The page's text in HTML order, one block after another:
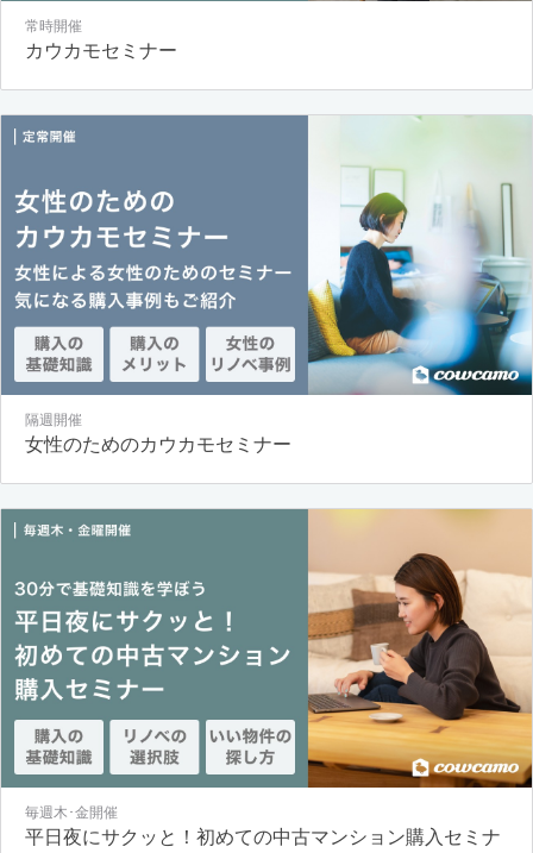
常時開催
カウカモセミナー
隔週開催
女性のためのカウカモセミナー
毎週木･金開催
平日夜にサクッと！初めての中古マンション購入セミナ